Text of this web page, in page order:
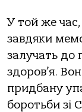
У той же
завдяки
залучать до
здоров’я.
придбану
боротьби зі